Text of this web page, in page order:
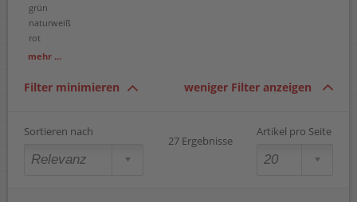
grün
naturweiß
rot
schwarz
mehr ...
Filter minimieren weniger Filter anzeigen
Sortieren nach
27 Ergebnisse
Artikel pro Seite